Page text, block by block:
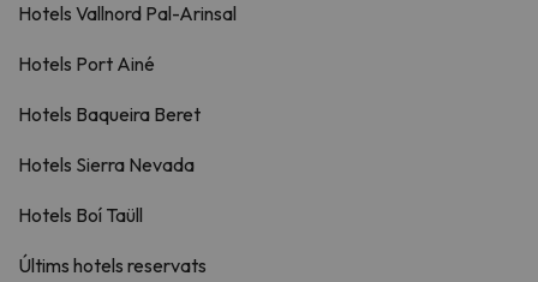
Hotels Vallnord Pal-Arinsal
Hotels Port Ainé
Hotels Baqueira Beret
Hotels Sierra Nevada
Hotels Boí Taüll
Últims hotels reservats